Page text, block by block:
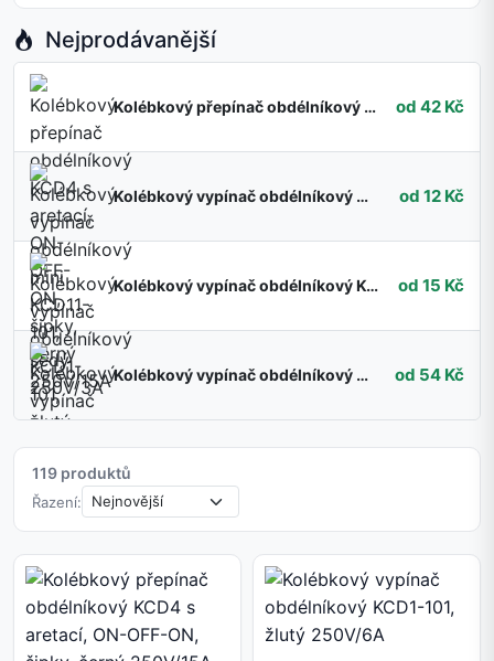
Nejprodávanější
Kolébkový přepínač obdélníkový KCD4 s aretací, ON-OFF-ON, šipky, černý 250V/15A od 42 Kč
Kolébkový vypínač obdélníkový mini KCD11-101, šedý 250V/3A od 12 Kč
Kolébkový vypínač obdélníkový KCD1-101, žlutý 250V/6A od 15 Kč
Kolébkový vypínač obdélníkový KCD3, ON-OFF-ON, 250V/16A, Červená od 54 Kč
119 produktů
Řazení: